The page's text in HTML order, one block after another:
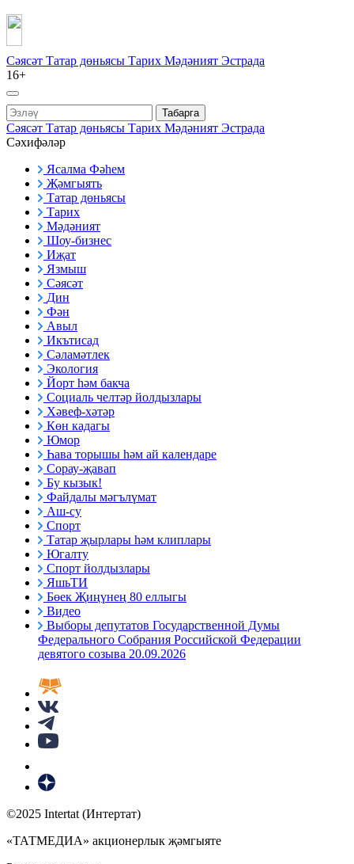
Сәясәт Татар дөньясы Тарих Мәдәният Эстрада
16+
Табарга
Сәясәт Татар дөньясы Тарих Мәдәният Эстрада
Сәхифәләр
Ясалма Фәһем
Җәмгыять
Татар дөньясы
Тарих
Мәдәният
Шоу-бизнес
Иҗат
Язмыш
Сәясәт
Дин
Фән
Авыл
Икътисад
Сәламәтлек
Экология
Йорт һәм бакча
Социаль челтәр йолдызлары
Хәвеф-хәтәр
Көн кадагы
Юмор
Һава торышы һәм ай календаре
Сорау-җавап
Бу кызык!
Файдалы мәгълүмат
Аш-су
Спорт
Татар җырлары һәм клиплары
Югалту
Спорт йолдызлары
ЯшьТИ
Бөек Җиңүнең 80 еллыгы
Видео
Выборы депутатов Государственной Думы
Федерального Собрания Российской Федерации
девятого созыва 20.09.2026
©2025 Intertat (Интертат)
«ТАТМЕДИА» акционерлык җәмгыяте